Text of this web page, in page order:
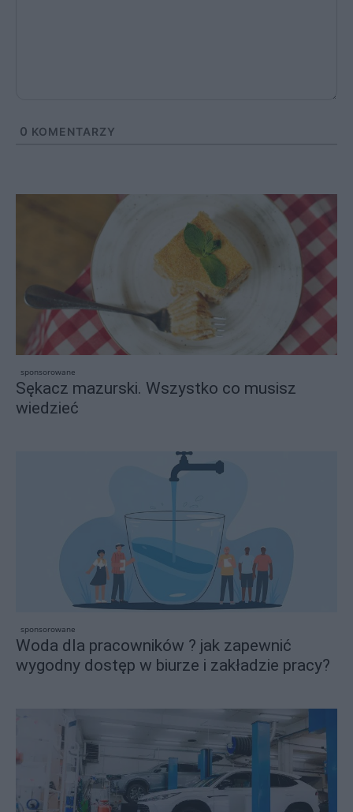
0 KOMENTARZY
sponsorowane
Sękacz mazurski. Wszystko co musisz
wiedzieć
sponsorowane
Woda dla pracowników ? jak zapewnić
wygodny dostęp w biurze i zakładzie pracy?